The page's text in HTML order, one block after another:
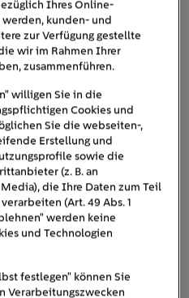
unschlagbar: die
Ihres Online-
kunden- und
zur Verfügung gestellte
wir im Rahmen Ihrer
zusammenführen.
willigen Sie in die
Cookies und
Sie die webseiten-,
Erstellung und
sowie die
(z. B. an
die Ihre Daten zum Teil
(Art. 49 Abs. 1
werden keine
und Technologien
festlegen" können Sie
Verarbeitungszwecken